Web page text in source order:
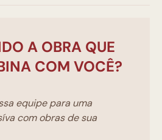
A OBRA QUE
COM VOCÊ?
equipe para uma
com obras de sua